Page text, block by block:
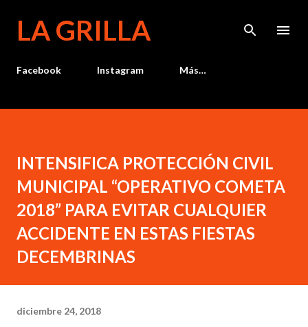
LA GRILLA
Facebook Instagram Más…
INTENSIFICA PROTECCIÓN CIVIL
MUNICIPAL “OPERATIVO COMETA
2018” PARA EVITAR CUALQUIER
ACCIDENTE EN ESTAS FIESTAS
DECEMBRINAS
diciembre 24, 2018